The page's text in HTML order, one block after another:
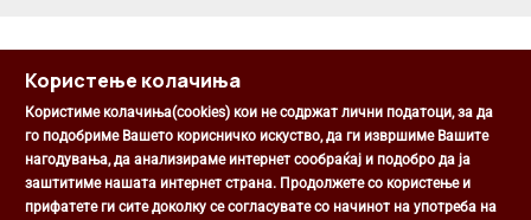
Општина Центар
Михаил Цоков бр. 1, Скопје
Користење колачиња
Користиме колачиња(cookies) кои не содржат лични податоци, за да
го подобриме Вашето корисничко искуство, да ги извршиме Вашите
нагодувања, да анализираме интернет сообраќај и подобро да ја
заштитиме нашата интернет страна. Продолжете со користење и
прифатете ги сите доколку се согласувате со начинот на употреба на